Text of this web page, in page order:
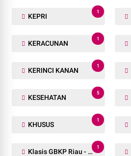
KEPRI
1
KERACUNAN
1
KERINCI KANAN
1
KESEHATAN
5
KHUSUS
1
Klasis GBKP Riau - Sumbar.
1